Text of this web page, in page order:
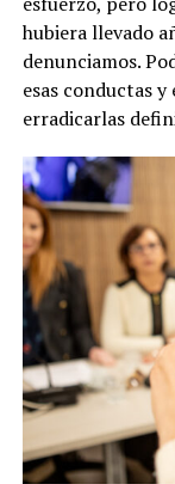
hubiera llevado
denunciamos.
esas conductas
erradicarlas